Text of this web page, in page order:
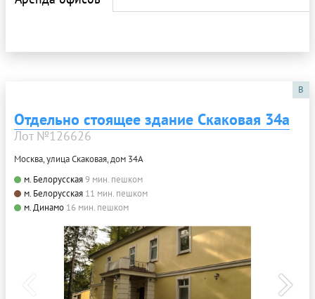
B
Отдельно стоящее здание Скаковая 34а
Лот №126626
Москва, улица Скаковая, дом 34А
м. Белорусская9 мин. пешком
м. Белорусская 11 мин. пешком
м. Динамо 16 мин. пешком